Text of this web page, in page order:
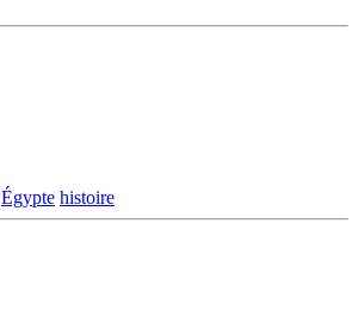
Égypte histoire